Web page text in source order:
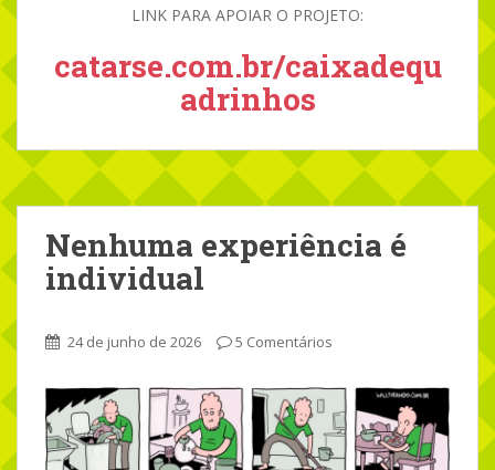
LINK PARA APOIAR O PROJETO:
catarse.com.br/caixadequ
adrinhos
Nenhuma experiência é
individual
24 de junho de 2026 5 Comentários